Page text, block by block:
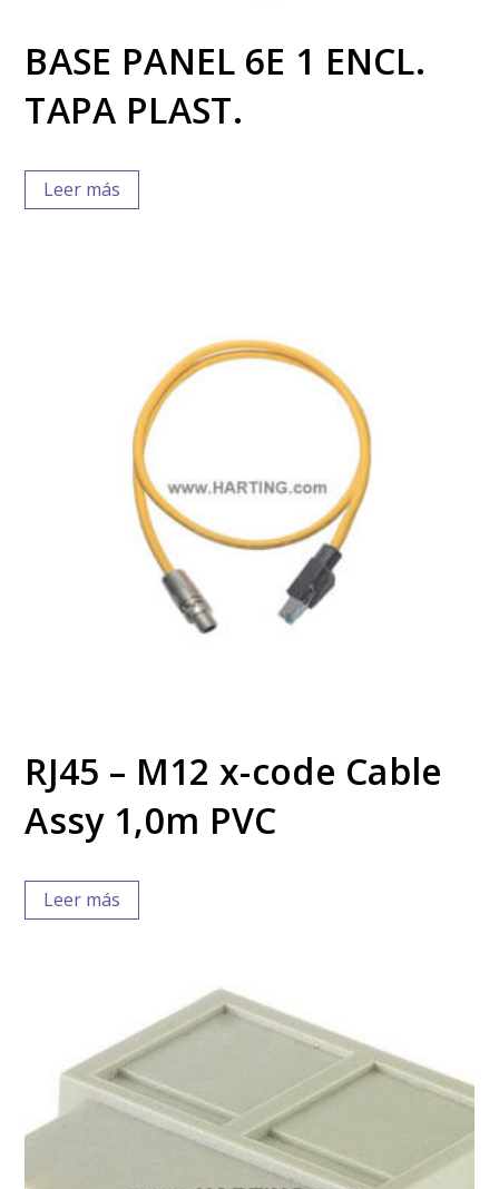
BASE PANEL 6E 1 ENCL.
TAPA PLAST.
Leer más
RJ45 – M12 x-code Cable
Assy 1,0m PVC
Leer más